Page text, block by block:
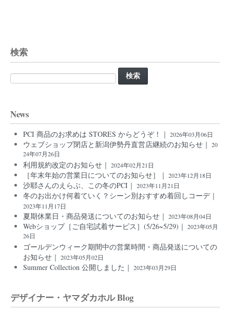
検索
検
索:
News
PCI 商品のお求めは STORES からどうぞ！｜ 2026年03月06日
ウェブショップ閉店と新潟伊勢丹直営店継続のお知らせ｜ 20
24年07月26日
利用規約改定のお知らせ｜ 2024年02月21日
［年末年始の営業日についてのお知らせ］｜ 2023年12月18日
沙耶さんのえらぶ、この冬のPCI｜ 2023年11月21日
冬のお出かけ何着ていく？シーン別おすすめ着回しコーデ｜
2023年11月17日
夏期休業日・商品発送についてのお知らせ｜ 2023年08月04日
Webショップ［ご自宅試着サービス］(5/26~5/29)｜ 2023年05月
26日
ゴールデンウィーク期間中の営業時間・商品発送についての
お知らせ｜ 2023年05月02日
Summer Collection 公開しました｜ 2023年03月29日
デザイナー・ヤマダカホル Blog